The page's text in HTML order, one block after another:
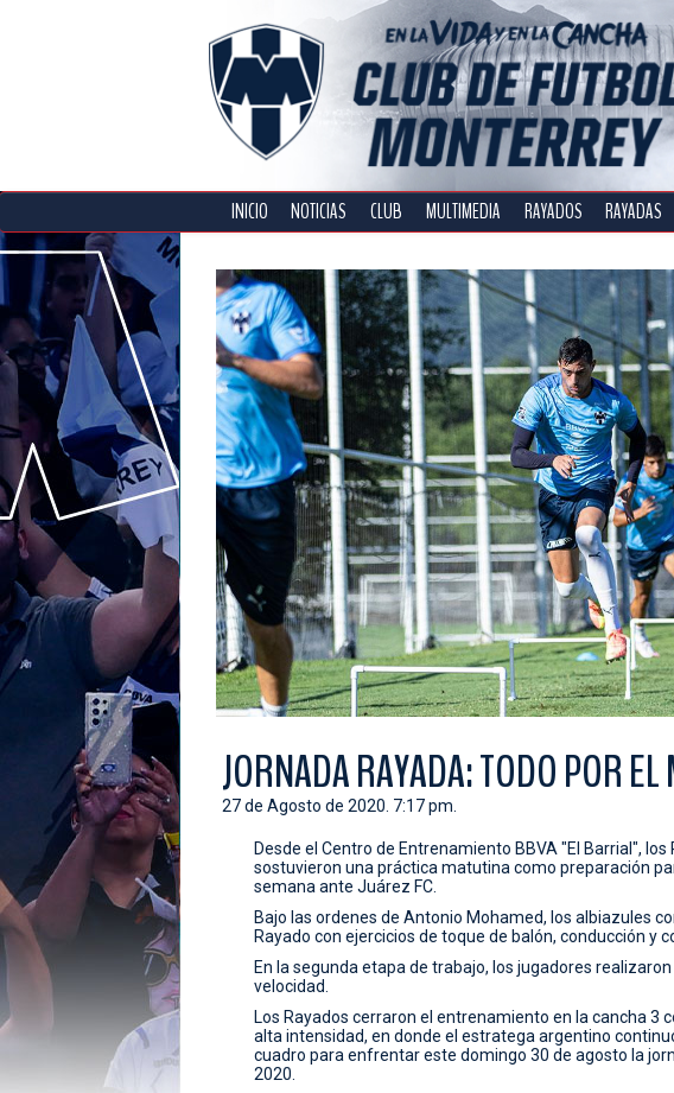
INICIO NOTICIAS CLUB MULTIMEDIA RAYADOS RAYADAS
JORNADA RAYADA: TODO POR
27 de Agosto de 2020. 7:17 pm.
Desde el Centro de Entrenamiento BBVA "El Barrial",
sostuvieron una práctica matutina como preparación
semana ante Juárez FC.
Bajo las ordenes de Antonio Mohamed, los albiazules
Rayado con ejercicios de toque de balón, conducción y
En la segunda etapa de trabajo, los jugadores
velocidad.
Los Rayados cerraron el entrenamiento en la cancha 3
alta intensidad, en donde el estratega argentino
cuadro para enfrentar este domingo 30 de agosto la
2020.